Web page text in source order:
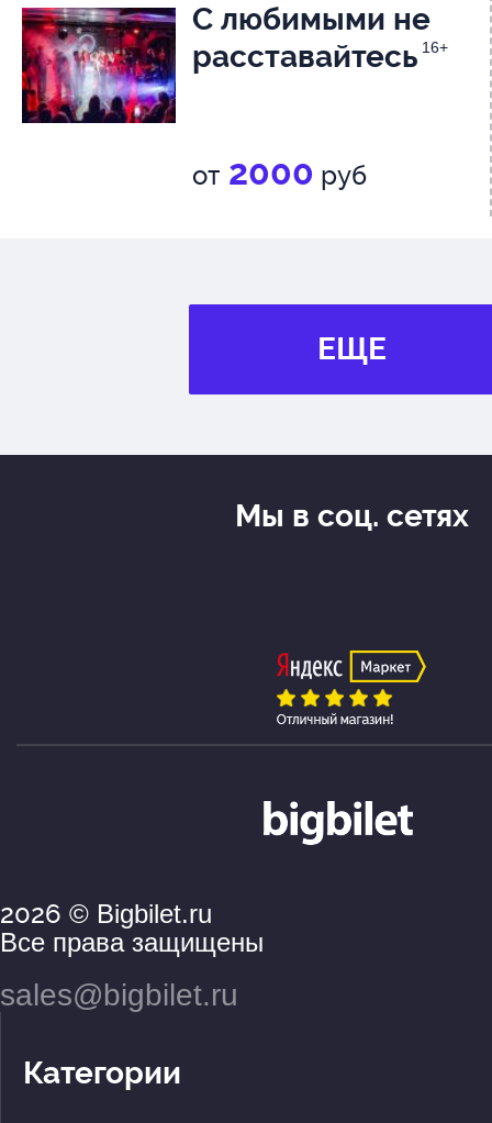
С любимыми не
расставайтесь 16+
от 2000 руб
ЕЩЕ
2026 © Bigbilet.ru
Все права защищены
sales@bigbilet.ru
Категории
Мы в соц. сетях